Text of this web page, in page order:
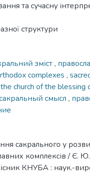
та сучасну
структури
зміст,
complexes ,
church of the blessing
смысл ,
сакрального у
комплексів / Є.
КНУБА : наук.-